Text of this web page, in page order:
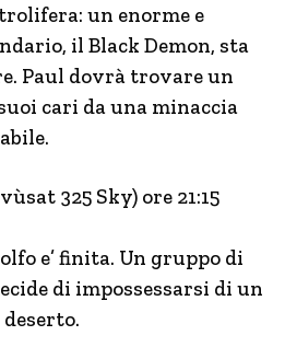
un enorme e
il Black Demon, sta
Paul dovrà trovare un
cari da una minaccia
325 Sky) ore 21:15
e’ finita. Un gruppo di
di impossessarsi di un